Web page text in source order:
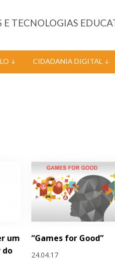
E TECNOLOGIAS
CIDADANIA DIGITAL
um
do
“Games for Good”
24.04.17